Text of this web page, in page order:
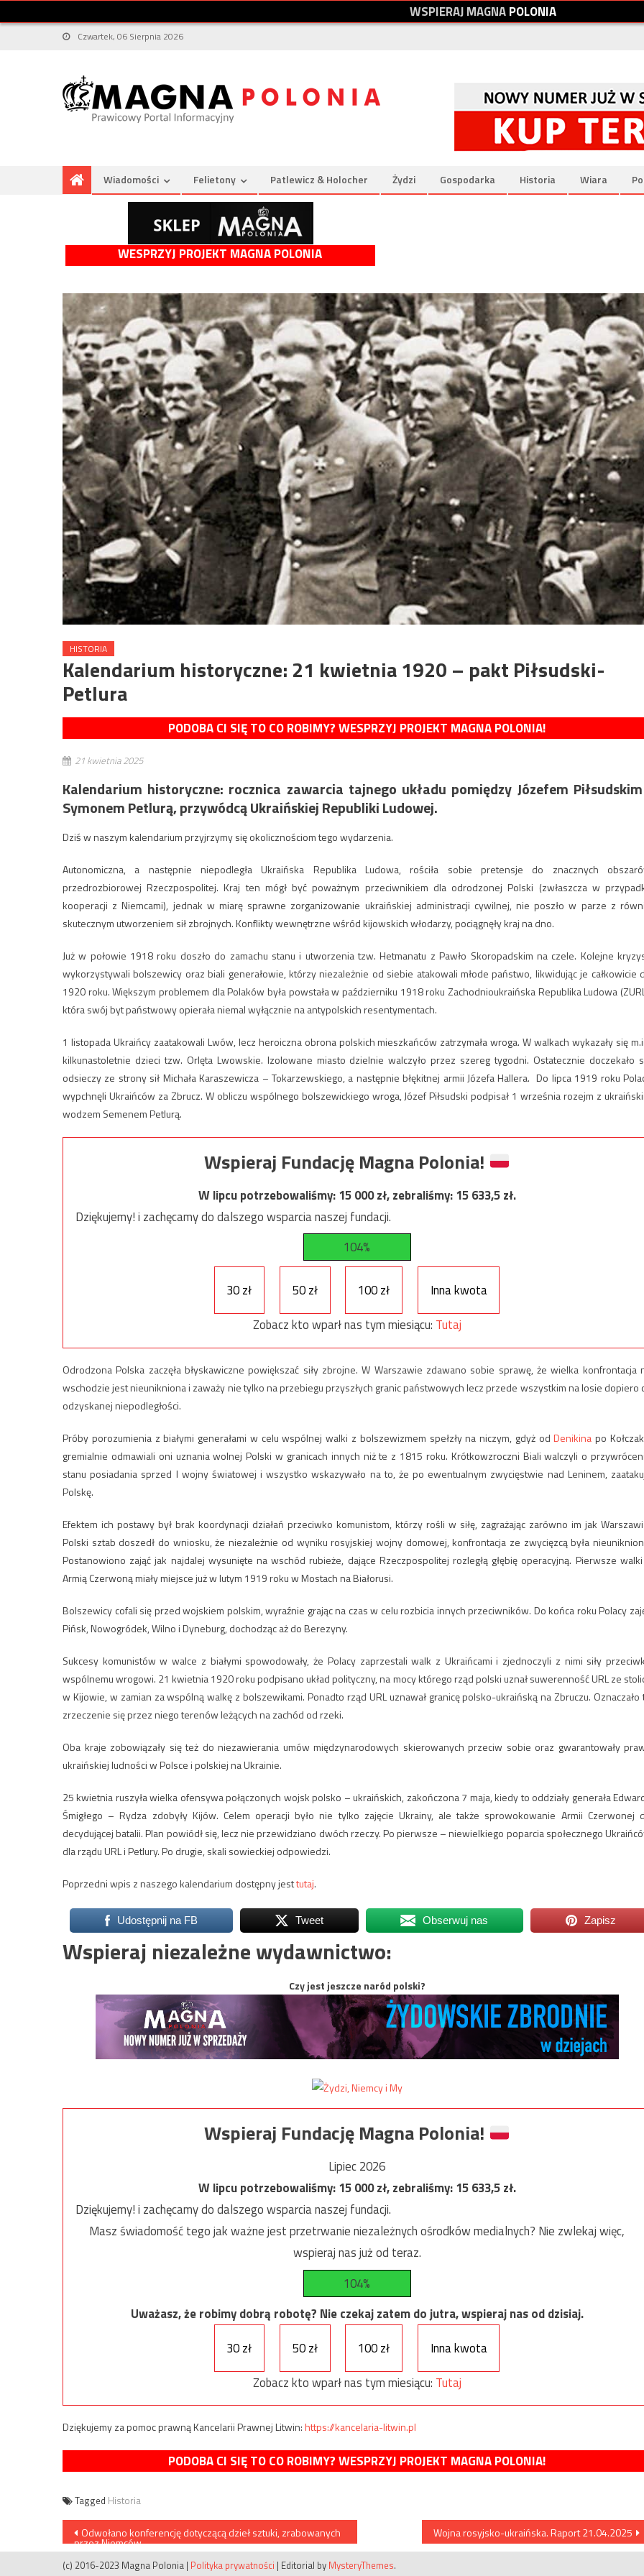
WSPIERAJMAGNAPOLONIA
Czwartek, 06 Sierpnia 2026
Wiadomości Felietony Patlewicz & Holocher Żydzi Gospodarka Historia Wiara
WESPRZYJ PROJEKT MAGNA POLONIA
HISTORIA
Kalendarium historyczne: 21 kwietnia 1920 – pakt Piłsudski-
Petlura
PODOBA CI SIĘ TO CO ROBIMY? WESPRZYJ PROJEKT MAGNA POLONIA!
21 kwietnia 2025
Kalendarium historyczne: rocznica zawarcia tajnego układu pomiędzy Józefem
Symonem Petlurą, przywódcą Ukraińskiej Republiki Ludowej.
Dziś w naszym kalendarium przyjrzymy się okolicznościom tego wydarzenia.
Autonomiczna, a następnie niepodległa Ukraińska Republika Ludowa, rościła sobie pretensje do znacznych
przedrozbiorowej Rzeczpospolitej. Kraj ten mógł być poważnym przeciwnikiem dla odrodzonej Polski (zwłaszcza w
kooperacji z Niemcami), jednak w miarę sprawne zorganizowanie ukraińskiej administracji cywilnej, nie poszło w parze z
skutecznym utworzeniem sił zbrojnych. Konflikty wewnętrzne wśród kijowskich włodarzy, pociągnęły kraj na dno.
Już w połowie 1918 roku doszło do zamachu stanu i utworzenia tzw. Hetmanatu z Pawło Skoropadskim na czele. Kolejne
wykorzystywali bolszewicy oraz biali generałowie, którzy niezależnie od siebie atakowali młode państwo, likwidując je całkowicie
1920 roku. Większym problemem dla Polaków była powstała w październiku 1918 roku Zachodnioukraińska Republika Ludowa
która swój byt państwowy opierała niemal wyłącznie na antypolskich resentymentach.
1 listopada Ukraińcy zaatakowali Lwów, lecz heroiczna obrona polskich mieszkańców zatrzymała wroga. W walkach wykazały się
kilkunastoletnie dzieci tzw. Orlęta Lwowskie. Izolowane miasto dzielnie walczyło przez szereg tygodni. Ostatecznie doczekało
odsieczy ze strony sił Michała Karaszewicza – Tokarzewskiego, a następnie błękitnej armii Józefa Hallera. Do lipca 1919 roku
wypchnęli Ukraińców za Zbrucz. W obliczu wspólnego bolszewickiego wroga, Józef Piłsudski podpisał 1 września rozejm z
wodzem Semenem Petlurą.
Wspieraj Fundację Magna Polonia!
W lipcu potrzebowaliśmy:15 000zł, zebraliśmy:15 633,5zł.
Dziękujemy! i zachęcamy do dalszego wsparcia naszej fundacji.
104%
30 zł 50 zł 100 zł
Inna kwota
Zobacz kto wparł nas tym miesiącu: Tutaj
Odrodzona Polska zaczęła błyskawiczne powiększać siły zbrojne. W Warszawie zdawano sobie sprawę, że wielka konfrontacja
wschodzie jest nieunikniona i zaważy nie tylko na przebiegu przyszłych granic państwowych lecz przede wszystkim na losie dopiero
odzyskanej niepodległości.
Próby porozumienia z białymi generałami w celu wspólnej walki z bolszewizmem spełzły na niczym, gdyż odDenikina po
gremialnie odmawiali oni uznania wolnej Polski w granicach innych niż te z 1815 roku. Krótkowzroczni Biali walczyli o
stanu posiadania sprzed I wojny światowej i wszystko wskazywało na to, że po ewentualnym zwycięstwie nad Leninem,
Polskę.
Efektem ich postawy był brak koordynacji działań przeciwko komunistom, którzy rośli w siłę, zagrażając zarówno im jak
Polski sztab doszedł do wniosku, że niezależnie od wyniku rosyjskiej wojny domowej, konfrontacja ze zwycięzcą była
Postanowiono zająć jak najdalej wysunięte na wschód rubieże, dające Rzeczpospolitej rozległą głębię operacyjną. Pierwsze
Armią Czerwoną miały miejsce już w lutym 1919 roku w Mostach na Białorusi.
Bolszewicy cofali się przed wojskiem polskim, wyraźnie grając na czas w celu rozbicia innych przeciwników. Do końca roku Polacy
Pińsk, Nowogródek, Wilno i Dyneburg, dochodząc aż do Berezyny.
Sukcesy komunistów w walce z białymi spowodowały, że Polacy zaprzestali walk z Ukraińcami i zjednoczyli z nimi siły
wspólnemu wrogowi. 21 kwietnia 1920 roku podpisano układ polityczny, na mocy którego rząd polski uznał suwerenność URL ze
w Kijowie, w zamian za wspólną walkę z bolszewikami. Ponadto rząd URL uznawał granicę polsko-ukraińską na Zbruczu. Oznaczało
zrzeczenie się przez niego terenów leżących na zachód od rzeki.
Oba kraje zobowiązały się też do niezawierania umów międzynarodowych skierowanych przeciw sobie oraz gwarantowały
ukraińskiej ludności w Polsce i polskiej na Ukrainie.
25 kwietnia ruszyła wielka ofensywa połączonych wojsk polsko – ukraińskich, zakończona 7 maja, kiedy to oddziały generała
Śmigłego – Rydza zdobyły Kijów. Celem operacji było nie tylko zajęcie Ukrainy, ale także sprowokowanie Armii Czerwonej
decydującej batalii. Plan powiódł się, lecz nie przewidziano dwóch rzeczy. Po pierwsze – niewielkiego poparcia społecznego
dla rządu URL i Petlury. Po drugie, skali sowieckiej odpowiedzi.
Poprzedni wpis z naszego kalendarium dostępny jesttutaj.
Udostępnij na FB Tweet Obserwuj nas Zapisz
Wspieraj niezależne wydawnictwo:
Czy jest jeszcze naród polski?
Wspieraj Fundację Magna Polonia!
Lipiec 2026
W lipcu potrzebowaliśmy:15 000zł, zebraliśmy:15 633,5zł.
Dziękujemy! i zachęcamy do dalszego wsparcia naszej fundacji.
Masz świadomość tego jak ważne jest przetrwanie niezależnych ośrodków medialnych? Nie zwlekaj więc,
wspieraj nas już od teraz.
104%
Uważasz, że robimy dobrą robotę? Nie czekaj zatem do jutra, wspieraj nas od dzisiaj.
30 zł
50 zł 100 zł
Inna kwota
Zobacz kto wparł nas tym miesiącu: Tutaj
Dziękujemy za pomoc prawną Kancelarii Prawnej Litwin:https://kancelaria-litwin.pl
PODOBA CI SIĘ TO CO ROBIMY? WESPRZYJ PROJEKT MAGNA POLONIA!
Tagged Historia
Nawigacja
wpisu
Odwołano konferencję dotyczącą dzieł sztuki, zrabowanych
przez Niemców
Wojna rosyjsko-ukraińska. Raport 21.04.2025
(c) 2016-2023 Magna Polonia | Polityka prywatności | Editorial by MysteryThemes.